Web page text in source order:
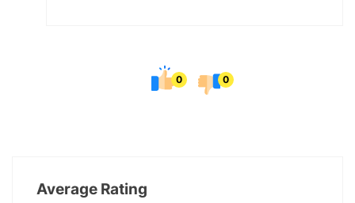
0 0
Average Rating